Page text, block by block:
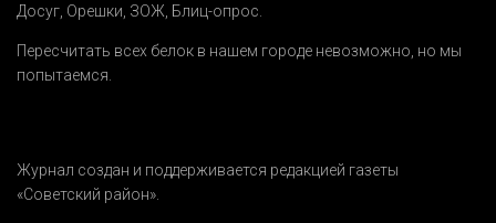
Досуг Орешки ЗОЖ Блиц-опрос
Пересчитать всех белок в нашем городе невозможно, но мы
попытаемся.
Журнал создан и поддерживается редакцией газеты
«Советский район».